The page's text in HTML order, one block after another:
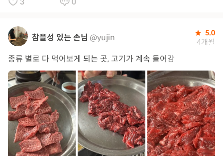
참을성 있는 손님 @yujin 5.0
4개월
종류 별로 다 먹어보게 되는 곳, 고기가 계속 들어감